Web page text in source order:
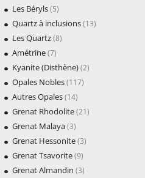
Les Béryls(5)
Quartz à inclusions(13)
Les Quartz(8)
Amétrine(7)
Kyanite (Disthène)(2)
Opales Nobles(117)
Autres Opales(14)
Grenat Rhodolite(21)
Grenat Malaya(3)
Grenat Hessonite(3)
Grenat Tsavorite(9)
Grenat Almandin (3)